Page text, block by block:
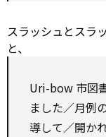
スラッシュとスラ
と、
Uri-bow 市図
ました／月例
導して／開か